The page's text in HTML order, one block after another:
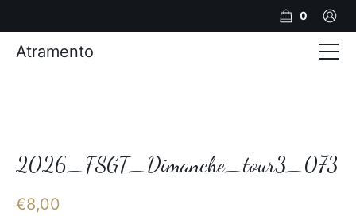
2026_FSGT_Dimanche_tour3_073
€8,00
0
Atramento
Photos